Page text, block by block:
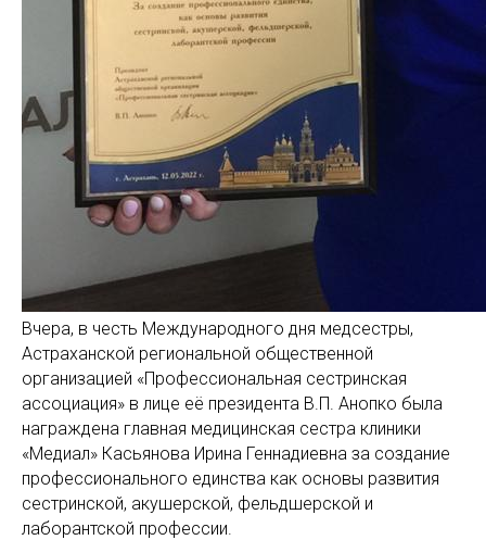
Вчера, в честь Международного дня медсестры,
Астраханской региональной общественной
организацией «Профессиональная сестринская
ассоциация» в лице её президента В.П. Анопко была
награждена главная медицинская сестра клиники
«Медиал» Касьянова Ирина Геннадиевна за создание
профессионального единства как основы развития
сестринской, акушерской, фельдшерской и
лаборантской профессии.